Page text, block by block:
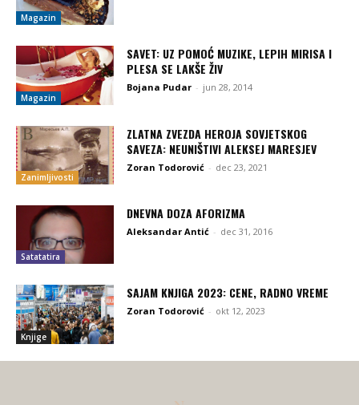
Magazin
Magazin
SAVET: UZ POMOĆ MUZIKE, LEPIH MIRISA I
PLESA SE LAKŠE ŽIV
Bojana Pudar - jun 28, 2014
Zanimljivosti
ZLATNA ZVEZDA HEROJA SOVJETSKOG
SAVEZA: NEUNIŠTIVI ALEKSEJ MARESJEV
Zoran Todorović - dec 23, 2021
Satatatira
DNEVNA DOZA AFORIZMA
Aleksandar Antić - dec 31, 2016
Knjige
SAJAM KNJIGA 2023: CENE, RADNO VREME
Zoran Todorović - okt 12, 2023